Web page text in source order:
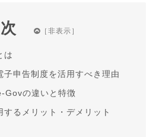
は
子申告制度を活用すべき理由
Govの違いと特徴
するメリット・デメリット